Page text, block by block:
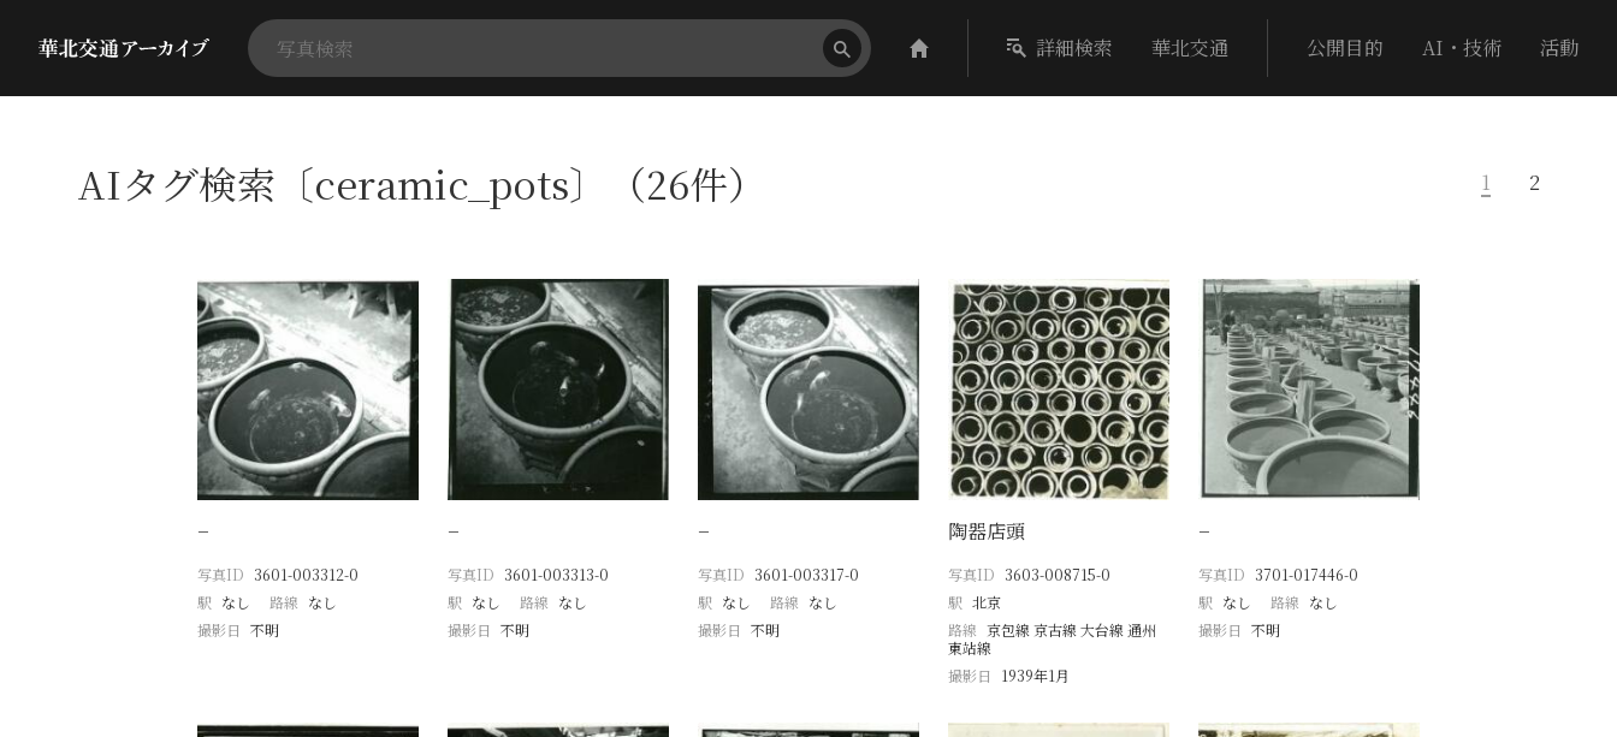
詳細検索 華北交通 公開目的 AI・技術 活動
AIタグ検索〔ceramic_pots〕（26件） 1 2
−
写真ID 3601-003312-0
駅 なし 路線 なし
撮影日 不明
−
写真ID 3601-003313-0
駅 なし 路線 なし
撮影日 不明
−
写真ID 3601-003317-0
駅 なし 路線 なし
撮影日 不明
陶器店頭
写真ID 3603-008715-0
駅 北京
路線 京包線 京古線 大台線 通州
東站線
撮影日
1939年1月
−
写真ID 3701-017446-0
駅 なし 路線 なし
撮影日 不明